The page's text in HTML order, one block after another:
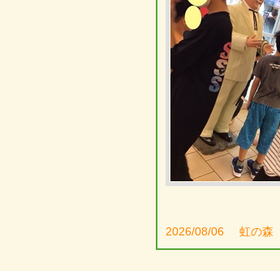
2026/08/06 虹の森